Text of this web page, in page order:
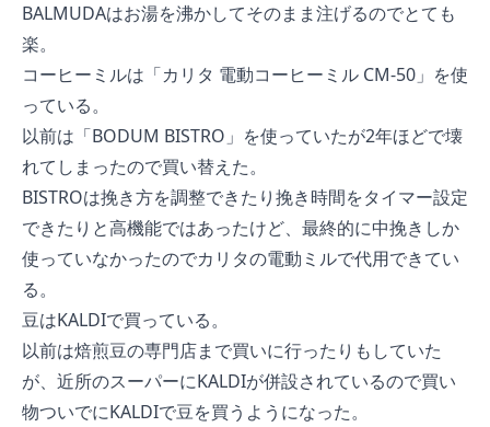
BALMUDAはお湯を沸かしてそのまま注げるのでとても
楽。
コーヒーミルは「カリタ 電動コーヒーミル CM-50 」を使
っている。
以前は「BODUM BISTRO 」を使っていたが2年ほどで壊
れてしまったので買い替えた。
BISTROは挽き方を調整できたり挽き時間をタイマー設定
できたりと高機能ではあったけど、最終的に中挽きしか
使っていなかったのでカリタの電動ミルで代用できてい
る。
豆はKALDIで買っている。
以前は焙煎豆の専門店まで買いに行ったりもしていた
が、近所のスーパーにKALDIが併設されているので買い
物ついでにKALDIで豆を買うようになった。